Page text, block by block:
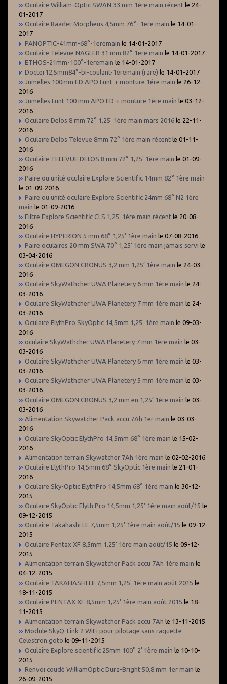
Oculaire William-Optic SWAN 33 mm 1ère main récent le 24-
01-2017
Oculaire Baader Morpheus 4,5mm 76°- 1ere main le 14-01-
2017
PANOPTIC-41mm-68°-1eremain le 14-01-2017
Oculaire Televue NAGLER 31 mm 82° 1ere main le 14-01-2017
ETHOS-21mm-100°-1eremain le 14-01-2017
Docter12,5mm84°-bi-coulant-1èremain (rare) le 14-01-2017
Jumelles 100mm ED APO Lunt + monture 1ére main le 26-12-
2016
Jumelles Lunt 100 mm APO ED + monture 1ère main le 03-12-
2016
Oculaire Delos 8 mm 72° 1,25' 1ère main mars 2016 le 22-11-
2016
Oculaire Delos Televue 8mm 72° 1ère main récent le 01-11-
2016
Oculaire TELEVUE DELOS 8 mm 72° 1,25' 1ère main le 01-09-
2016
Paire ou unité oculaire Explore Scientific 14mm 82° 1ère main
le 01-09-2016
Paire ou unité oculaire Explore Scientific 24mm 68° N2 1ère
main le 01-09-2016
Filtre Explore Scientific CLS 1,25' 1ère main récent le 20-08-
2016
Oculaire HYPERION 5 mm 68° 1,25' 1ère main le 07-08-2016
Paire oculaires 20 mm SWA 70° 1,25' 1ère main jamais servi le
03-04-2016
Oculaire OMEGON CRONUS 3,2 mm 1,25’ 1ère main le 24-03-
2016
Oculaire SkyWathcher UWA Planetery 6 mm 1ère main le 24-
03-2016
Oculaire SkyWathcher UWA Planetery 7 mm 1ère main le 24-
03-2016
Oculaire ElythPro SkyOptic 14,5mm 1,25' 1ère main le 09-03-
2016
oculaire SkyWathcher UWA Planetery 7 mm 1ère main le 03-
03-2016
Oculaire SkyWathcher UWA Planetery 6 mm 1ère main le 03-
03-2016
Oculaire SkyWathcher UWA Planetery 5 mm 1ère main le 03-
03-2016
Oculaire OMEGON CRONUS 3,2 mm en 1,25’ 1ère main le 03-
03-2016
Alimentation Skywatcher Pack accu 7Ah 1er main le 03-03-
2016
Oculaire SkyOptic ElythPro 14,5mm 68° 1ère main le 15-02-
2016
Alimentation terrain Skywatcher 7Ah 1ère main le 02-02-2016
Oculaire ElythPro 14,5mm 68° SkyOptic 1ère main le 21-01-
2016
Oculaire Sky-Optic ElythPro 14,5mm 68° 1ère main le 30-12-
2015
Oculaire SkyOptic Elyth Pro 14,5mm 1,25' 1ère main août/15 le
09-12-2015
Oculaire Takahashi LE 7,5mm 1,25' 1ère main août/15 le 09-12-
2015
Oculaire Pentax XF 8,5mm 1,25' 1ère main août/15 le 09-12-
2015
Alimentation terrain Skywatcher Pack accu 7Ah 1ère main le
04-12-2015
Oculaire TAKAHASHI LE 7,5mm 1,25' 1ère main août 2015 le
18-11-2015
Oculaire PENTAX XF 8,5mm 1,25' 1ère main août 2015 le 18-
11-2015
Alimentation terrain Skywatcher Pack accu 7Ah le 13-11-2015
Module SkyQ-Link 2 WiFi pour pilotage sans raquette
Celestron goto le 09-11-2015
Oculaire Explore scientific 25mm 100° 2' 1ère main le 10-10-
2015
Renvoi coudé WilliamOptic Dura-Bright 50,8 mm 1er main le
26-09-2015